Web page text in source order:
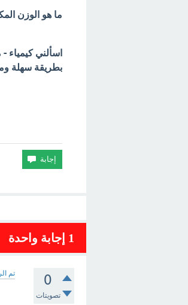
ما هو الوزن
اسألني
بطريقة سهلة
1 إجابة واحدة
0
تصويتات
تم